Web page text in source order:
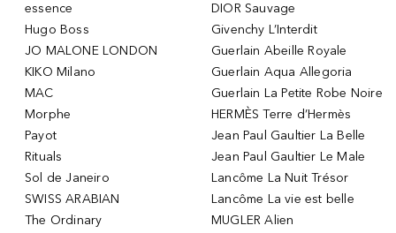
essence
Hugo Boss
JO MALONE LONDON
KIKO Milano
MAC
Morphe
Payot
Rituals
Sol de Janeiro
SWISS ARABIAN
The Ordinary
DIOR Sauvage
Givenchy L’Interdit
Guerlain Abeille Royale
Guerlain Aqua Allegoria
Guerlain La Petite Robe Noire
HERMÈS Terre d’Hermès
Jean Paul Gaultier La Belle
Jean Paul Gaultier Le Male
Lancôme La Nuit Trésor
Lancôme La vie est belle
MUGLER Alien